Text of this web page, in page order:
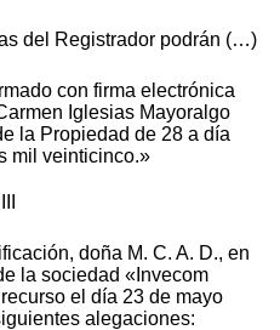
del Registrador podrán (…)
con firma electrónica
Iglesias Mayoralgo
la Propiedad de 28 a día
mil veinticinco.»
doña M. C. A. D., en
la sociedad «Invecom
el día 23 de mayo
alegaciones: